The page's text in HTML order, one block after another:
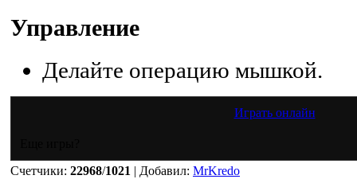
Управление
Делайте операцию мышкой.
Играть онлайн
Счетчики: 22968/1021 | Добавил: MrKredo